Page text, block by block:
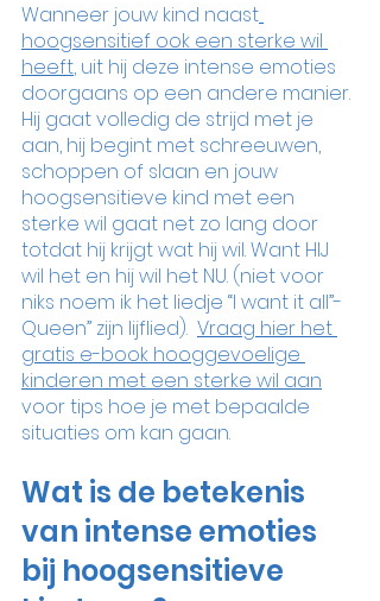
Wanneer jouw kind naast
hoogsensitief ook een sterke wil
heeft, uit hij deze intense emoties
doorgaans op een andere manier.
Hij gaat volledig de strijd met je
aan, hij begint met schreeuwen,
schoppen of slaan en jouw
hoogsensitieve kind met een
sterke wil gaat net zo lang door
totdat hij krijgt wat hij wil. Want HIJ
wil het en hij wil het NU. (niet voor
niks noem ik het liedje “I want it all”-
Queen” zijn lijflied). Vraag hier het
gratis e-book hooggevoelige
kinderen met een sterke wil aan
voor tips hoe je met bepaalde
situaties om kan gaan.
Wat is de betekenis
van intense emoties
bij hoogsensitieve